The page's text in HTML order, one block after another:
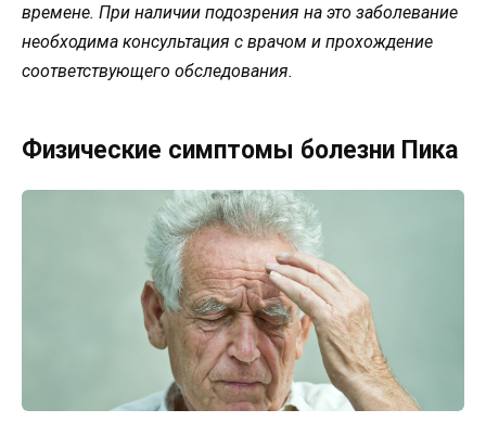
времене. При наличии подозрения на это заболевание
необходима консультация с врачом и прохождение
соответствующего обследования.
Физические симптомы болезни Пика